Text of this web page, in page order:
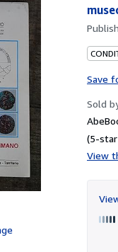
Save
Sold
(5-
View